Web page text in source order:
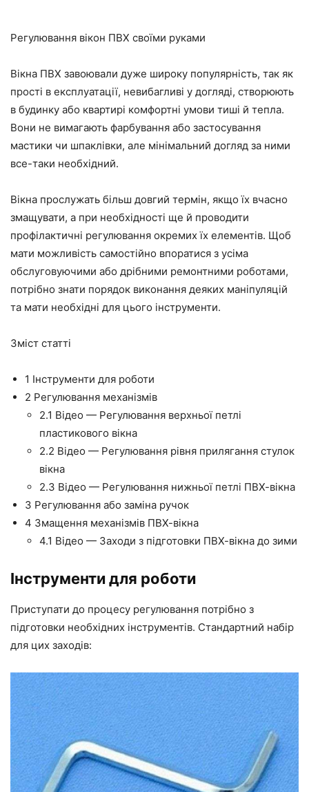
Регулювання вікон ПВХ своїми руками
Вікна ПВХ завоювали дуже широку популярність, так як
прості в експлуатації, невибагливі у догляді, створюють
в будинку або квартирі комфортні умови тиші й тепла.
Вони не вимагають фарбування або застосування
мастики чи шпаклівки, але мінімальний догляд за ними
все-таки необхідний.
Вікна прослужать більш довгий термін, якщо їх вчасно
змащувати, а при необхідності ще й проводити
профілактичні регулювання окремих їх елементів. Щоб
мати можливість самостійно впоратися з усіма
обслуговуючими або дрібними ремонтними роботами,
потрібно знати порядок виконання деяких маніпуляцій
та мати необхідні для цього інструменти.
Зміст статті
1 Інструменти для роботи
2 Регулювання механізмів
2.1 Відео — Регулювання верхньої петлі
пластикового вікна
2.2 Відео — Регулювання рівня прилягання стулок
вікна
2.3 Відео — Регулювання нижньої петлі ПВХ-вікна
3 Регулювання або заміна ручок
4 Змащення механізмів ПВХ-вікна
4.1 Відео — Заходи з підготовки ПВХ-вікна до зими
Інструменти для роботи
Приступати до процесу регулювання потрібно з
підготовки необхідних інструментів. Стандартний набір
для цих заходів: